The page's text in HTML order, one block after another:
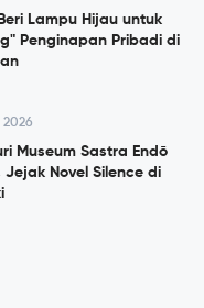
Lampu Hijau untuk
Penginapan Pribadi di
2026
Museum Sastra Endō
Jejak Novel Silence di